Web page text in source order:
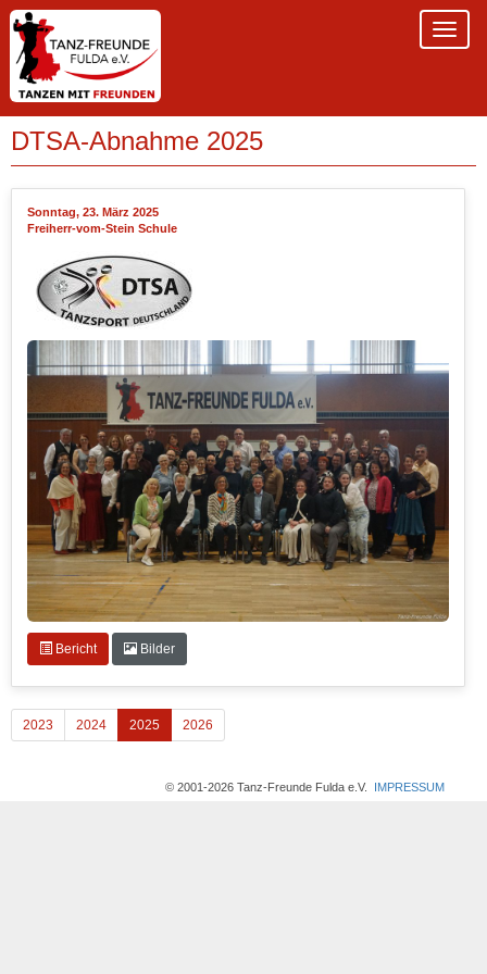
DTSA-Abnahme 2025
Sonntag, 23. März 2025
Freiherr-vom-Stein Schule
Bericht Bilder
2023 2024 2025 2026
© 2001-2026 Tanz-Freunde Fulda e.V. IMPRESSUM